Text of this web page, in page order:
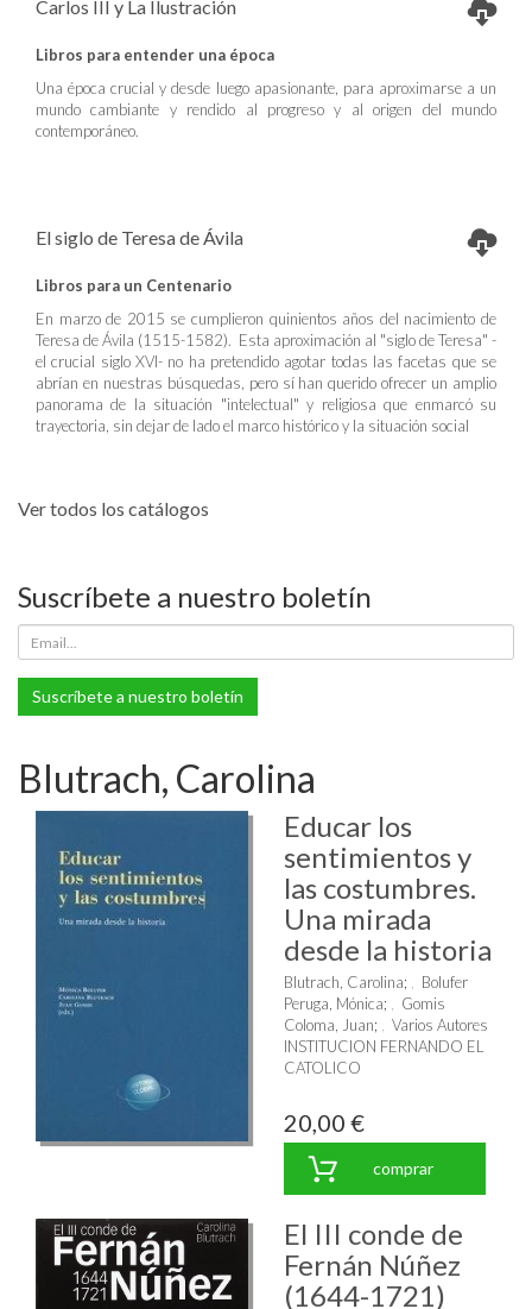
Carlos III y La Ilustración
Libros para entender una época
Una época crucial y desde luego apasionante, para aproximarse a un
mundo cambiante y rendido al progreso y al origen del mundo
contemporáneo.
El siglo de Teresa de Ávila
Libros para un Centenario
En marzo de 2015 se cumplieron quinientos años del nacimiento de
Teresa de Ávila (1515-1582). Esta aproximación al "siglo de Teresa" -
el crucial siglo XVI- no ha pretendido agotar todas las facetas que se
abrían en nuestras búsquedas, pero sí han querido ofrecer un amplio
panorama de la situación "intelectual" y religiosa que enmarcó su
trayectoria, sin dejar de lado el marco histórico y la situación social
Ver todos los catálogos
Suscríbete a nuestro boletín
Suscríbete a nuestro boletín
Blutrach, Carolina
Educar los
sentimientos y
las costumbres.
Una mirada
desde la historia
Blutrach, Carolina;
Bolufer
Peruga, Mónica;
Gomis
Coloma, Juan;
Varios Autores
INSTITUCION FERNANDO EL
CATOLICO
20,00 €
comprar
El III conde de
Fernán Núñez
(1644-1721)